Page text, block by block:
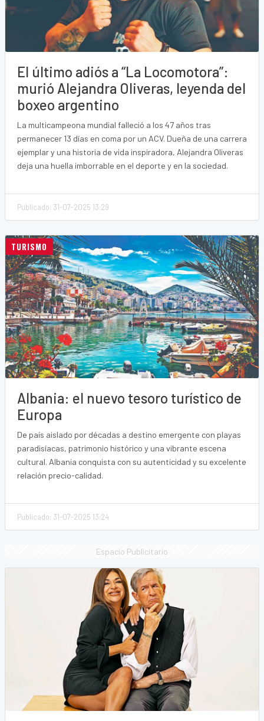
El último adiós a “La Locomotora”:
murió Alejandra Oliveras, leyenda del
boxeo argentino
La multicampeona mundial falleció a los 47 años tras
permanecer 13 días en coma por un ACV. Dueña de una carrera
ejemplar y una historia de vida inspiradora, Alejandra Oliveras
deja una huella imborrable en el deporte y en la sociedad.
Publicado: 31-07-2025 13:29
TURISMO
Albania: el nuevo tesoro turístico de
Europa
De país aislado por décadas a destino emergente con playas
paradisíacas, patrimonio histórico y una vibrante escena
cultural. Albania conquista con su autenticidad y su excelente
relación precio-calidad.
Publicado: 31-07-2025 13:24
Espacio Publicitario